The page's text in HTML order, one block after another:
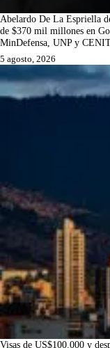
Abelardo De La Espriella
de $370 mil millones en
MinDefensa, UNP y
5 agosto, 2026
Visas de US$100.000 y